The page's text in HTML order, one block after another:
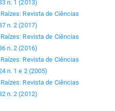
n. 1 (2013)
Raízes: Revista de Ciências
n. 2 (2017)
Raízes: Revista de Ciências
n. 2 (2016)
Raízes: Revista de Ciências
n. 1 e 2 (2005)
Raízes: Revista de Ciências
n. 2 (2012)